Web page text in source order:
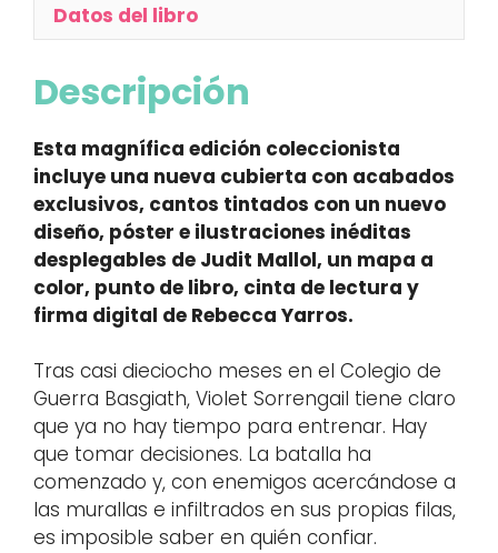
Datos del libro
Descripción
Esta magnífica edición coleccionista
incluye una nueva cubierta con acabados
exclusivos, cantos tintados con un nuevo
diseño, póster e ilustraciones inéditas
desplegables de Judit Mallol, un mapa a
color, punto de libro, cinta de lectura y
firma digital de Rebecca Yarros.
Tras casi dieciocho meses en el Colegio de
Guerra Basgiath, Violet Sorrengail tiene claro
que ya no hay tiempo para entrenar. Hay
que tomar decisiones. La batalla ha
comenzado y, con enemigos acercándose a
las murallas e infiltrados en sus propias filas,
es imposible saber en quién confiar.